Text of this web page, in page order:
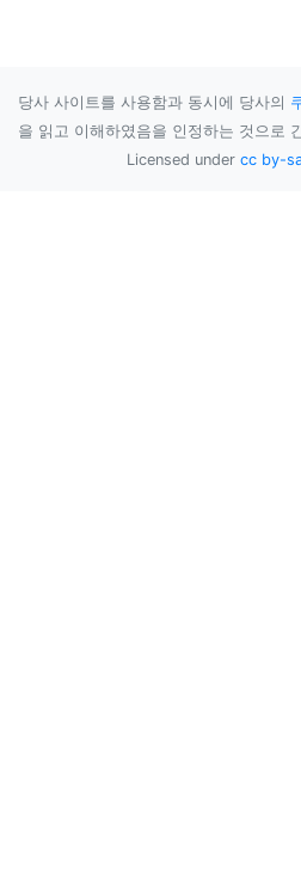
당사 사이트를 사용함과 동시에 당사의
을 읽고 이해하였음을 인정하는 것으로
Licensed under cc by-